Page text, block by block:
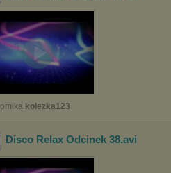
kolezka123
Disco Relax Odcinek 38.avi